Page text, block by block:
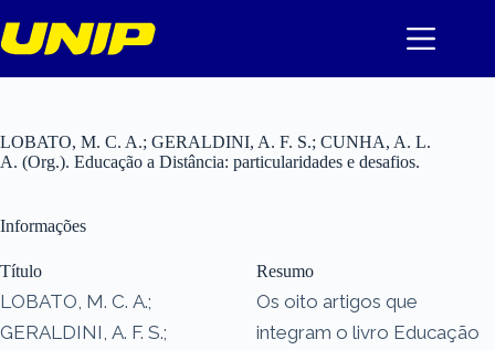
para
o
LOBATO, M. C. A.; GERALDINI, A. F. S.; CUNHA, A. L.
A. (Org.). Educação a Distância: particularidades e desafios.
Informações
Título
LOBATO, M. C. A.;
GERALDINI, A. F. S.;
Resumo
Os oito artigos que
integram o livro Educação